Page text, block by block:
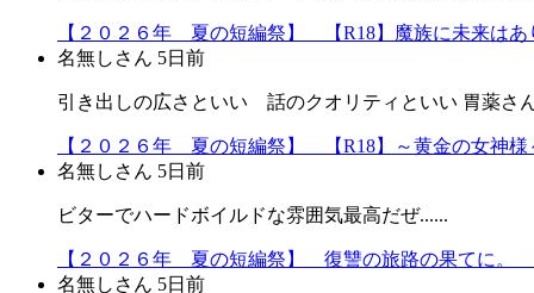
【２０２６年 夏の短編祭】 【R18】魔族に未来は
名無しさん 5日前
引き出しの広さといい 話のクオリティといい 胃薬さ
【２０２６年 夏の短編祭】 【R18】～黄金の女神
名無しさん 5日前
ビターでハードボイルドな雰囲気最高だぜ......
【２０２６年 夏の短編祭】 復讐の旅路の果てに。
名無しさん 5日前